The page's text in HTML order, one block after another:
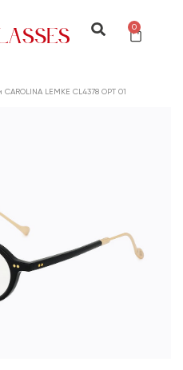
0
CAROLINA LEMKE CL4378 OPT 01